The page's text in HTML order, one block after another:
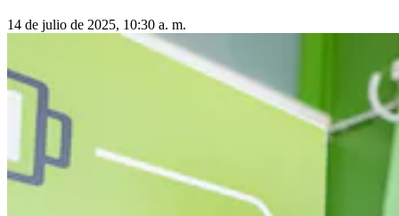
14 de julio de 2025, 10:30 a. m.